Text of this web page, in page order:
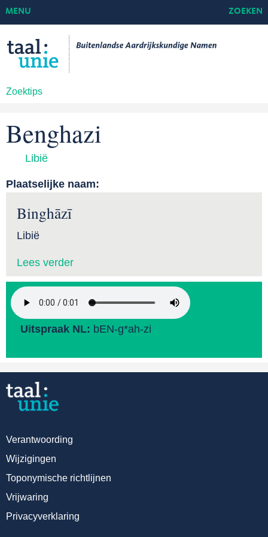
Zoektips
MENU ZOEKEN
Benghazi
Libië
Plaatselijke naam:
Binghāzī
Libië
Lees verder
Uitspraak NL: bEN-g*ah-zi
Verantwoording
Wijzigingen
Toponymische richtlijnen
Vrijwaring
Privacyverklaring